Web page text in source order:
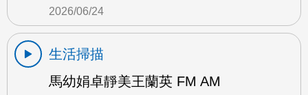
2026/06/24
生活掃描
馬幼娟卓靜美王蘭英 FM AM